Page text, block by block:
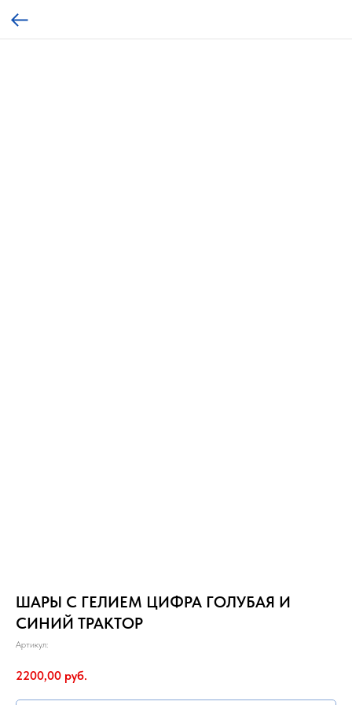
ШАРЫ С ГЕЛИЕМ ЦИФРА ГОЛУБАЯ И
СИНИЙ ТРАКТОР
Артикул:
2200,00 руб.